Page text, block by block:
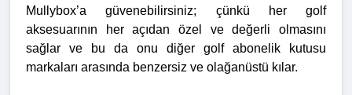
Mullybox’a güvenebilirsiniz; çünkü her golf
aksesuarının her açıdan özel ve değerli olmasını
sağlar ve bu da onu diğer golf abonelik kutusu
markaları arasında benzersiz ve olağanüstü kılar.